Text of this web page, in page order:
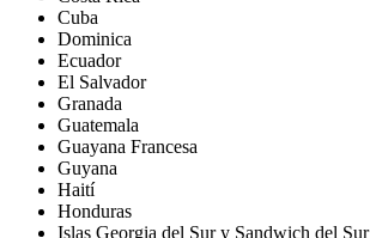
Cuba
Dominica
Ecuador
El Salvador
Granada
Guatemala
Guayana Francesa
Guyana
Haití
Honduras
Islas Georgia del Sur y Sandwich del Sur